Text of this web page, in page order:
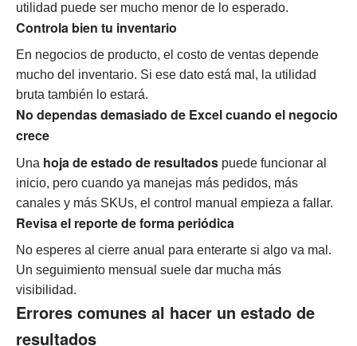
utilidad puede ser mucho menor de lo esperado.
Controla bien tu inventario
En negocios de producto, el costo de ventas depende
mucho del inventario. Si ese dato está mal, la utilidad
bruta también lo estará.
No dependas demasiado de Excel cuando el negocio
crece
Una hoja de estado de resultados puede funcionar al
inicio, pero cuando ya manejas más pedidos, más
canales y más SKUs, el control manual empieza a fallar.
Revisa el reporte de forma periódica
No esperes al cierre anual para enterarte si algo va mal.
Un seguimiento mensual suele dar mucha más
visibilidad.
Errores comunes al hacer un estado de
resultados